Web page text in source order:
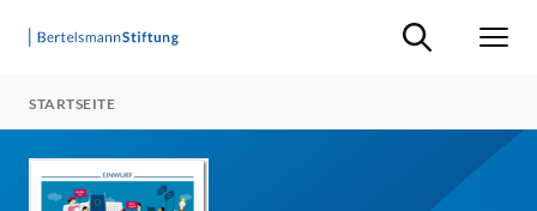
Suche ein-/
STARTSEITE